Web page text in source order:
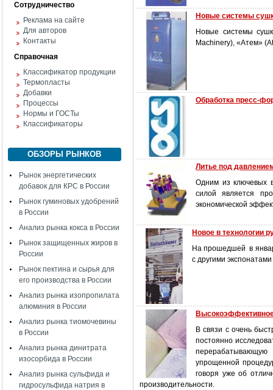
Сотрудничество
Реклама на сайте
Для авторов
Контакты
Справочная
Классификатор продукции
Термопласты
Добавки
Процессы
Нормы и ГОСТы
Классификаторы
ОБЗОРЫ РЫНКОВ
Рынок энергетических
добавок для КРС в России
Рынок гуминовых удобрений
в России
Анализ рынка кокса в России
Рынок защищенных жиров в
России
Рынок пектина и сырья для
его производства в России
Анализ рынка изопропилата
алюминия в России
Анализ рынка тиомочевины
в России
Анализ рынка динитрата
изосорбида в России
Анализ рынка сульфида и
гидросульфида натрия в
Новые системы
Новые системы
Machinery), «Атем»
Обработка пресс-
Литье под
Одним из ключевых
силой является
экономической
Новое в технологии
На прошедшей в
с другими
В связи с очень
постоянно
упрощенной
говоря уже об
производительности.